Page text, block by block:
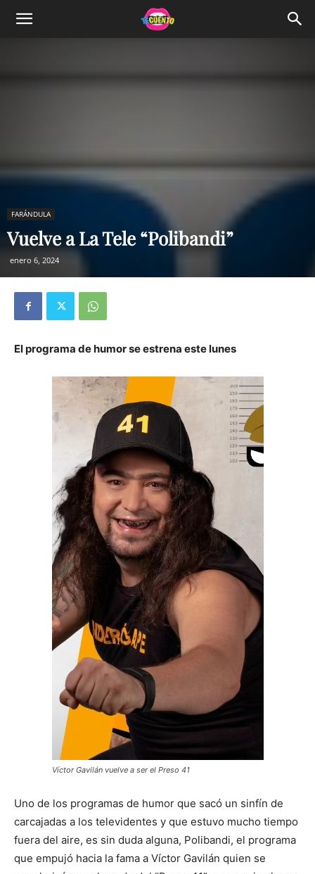
FARÁNDULA
Vuelve a La Tele “Polibandi”
enero 6, 2024
El programa de humor se estrena este lunes
Víctor Gavilán vuelve a ser el Preso 41
Uno de los programas de humor que sacó un sinfín de
carcajadas a los televidentes y que estuvo mucho tiempo
fuera del aire, es sin duda alguna, Polibandi, el programa
que empujó hacia la fama a Víctor Gavilán quien se